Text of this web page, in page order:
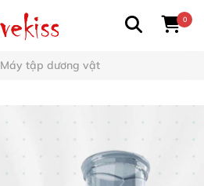
0
Máy tập dương vật